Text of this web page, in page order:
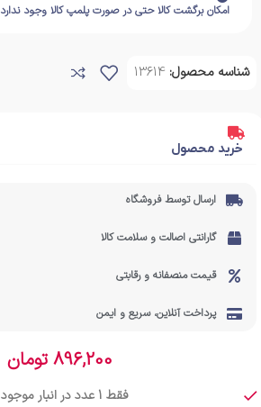
امکان برگشت کالا حتی در صورت پلمپ کالا وجود ندارد
شناسه محصول: 13614
خرید محصول
ارسال توسط فروشگاه
گارانتی اصالت و سلامت کالا
قیمت منصفانه و رقابتی
پرداخت آنلاین، سریع و ایمن
896,200 تومان
فقط 1 عدد در انبار موجود است